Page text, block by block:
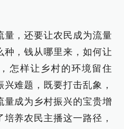
量，还要让农民成为流量
种，钱从哪里来，如何让
怎样让乡村的环境留住
兴难题，既要打击乱象，
量成为乡村振兴的宝贵增
养农民主播这一路径，